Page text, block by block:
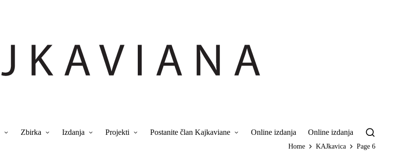
Zbirka Izdanja Projekti Postanite član Kajkaviane Online izdanja Online izdanja
Home KAJkavica Page 6